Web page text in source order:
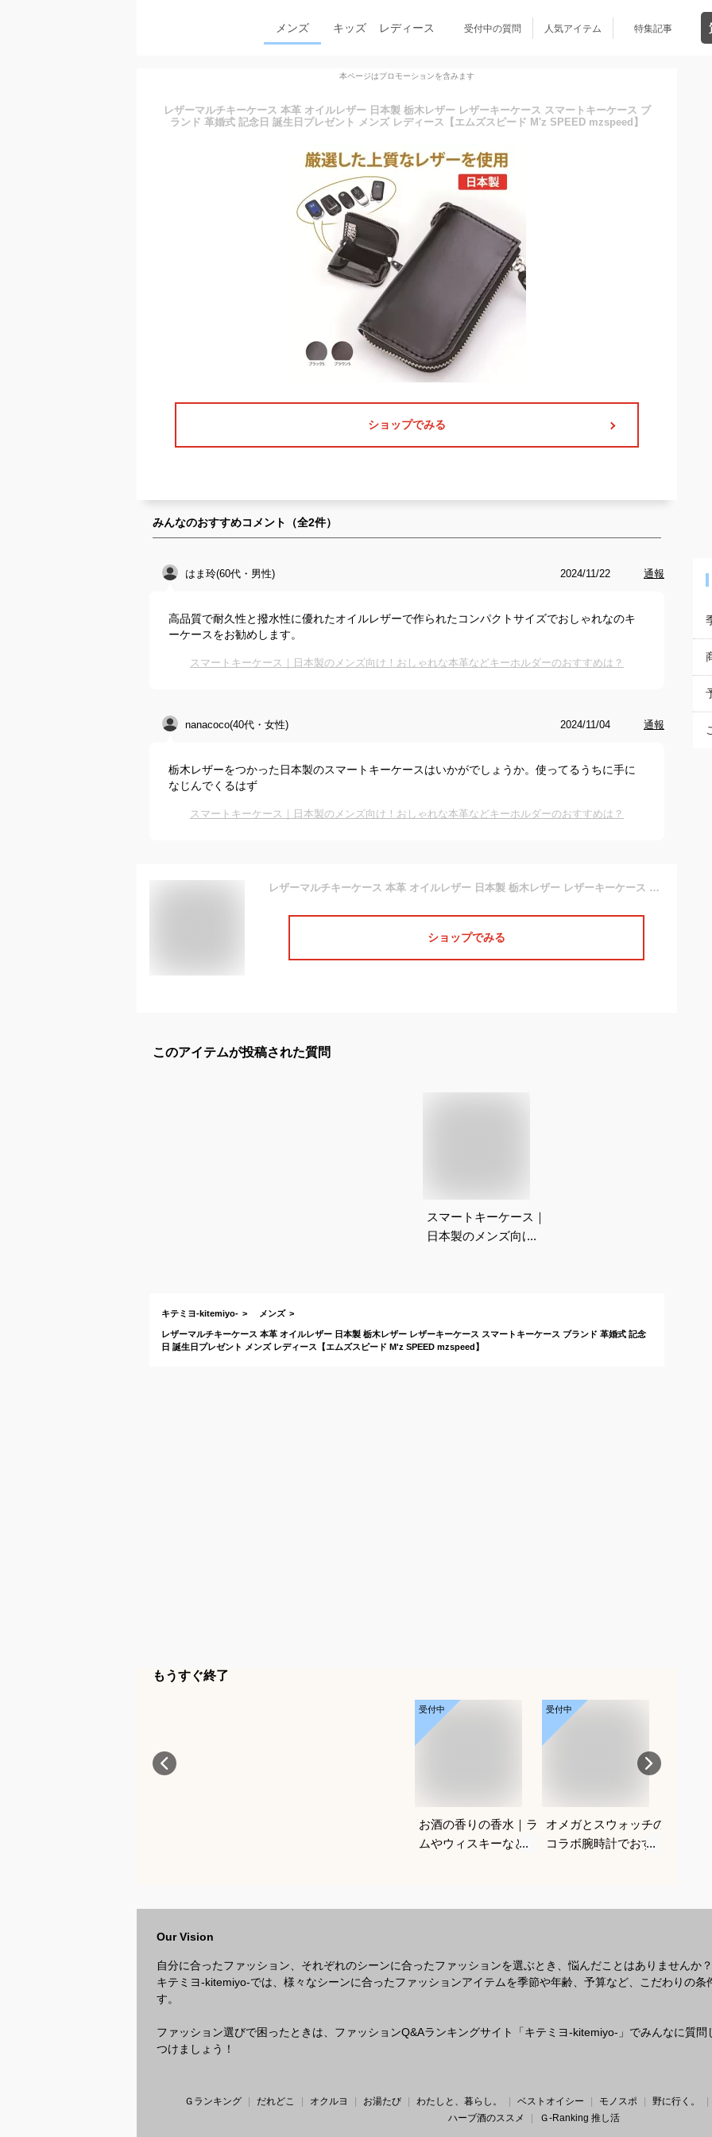
メンズ キッズ レディース 受付中の質問 人気アイテム 特集記事
本ページはプロモーションを含みます
レザーマルチキーケース 本革 オイルレザー 日本製 栃木レザー レザーキーケース スマートキーケース ブ
ランド 革婚式 記念日 誕生日プレゼント メンズ レディース【エムズスピード M'z SPEED mzspeed】
ショップでみる
みんなのおすすめコメント（全2件）
はま玲(60代・男性) 2024/11/22 通報
高品質で耐久性と撥水性に優れたオイルレザーで作られたコンパクトサイズでおしゃれなのキ
ーケースをお勧めします。
スマートキーケース｜日本製のメンズ向け！おしゃれな本革などキーホルダーのおすすめは？
nanacoco(40代・女性) 2024/11/04 通報
栃木レザーをつかった日本製のスマートキーケースはいかがでしょうか。使ってるうちに手に
なじんでくるはず
スマートキーケース｜日本製のメンズ向け！おしゃれな本革などキーホルダーのおすすめは？
レザーマルチキーケース 本革 オイルレザー 日本製 栃木レザー レザーキーケース スマートキーケース ブランド 革婚式 記念日 誕生日プレゼント メンズ レディース【エムズスピード M'z SPEED mzspeed】
ショップでみる
このアイテムが投稿された質問
スマートキーケース｜
日本製のメンズ向け！
キテミヨ-kitemiyo- メンズ
レザーマルチキーケース 本革 オイルレザー 日本製 栃木レザー レザーキーケース スマートキーケース ブランド 革婚式 記念
日 誕生日プレゼント メンズ レディース【エムズスピード M'z SPEED mzspeed】
もうすぐ終了
受付中
お酒の香りの香水｜ラ
ムやウィスキーなどの
受付中
オメガとスウォッチの
コラボ腕時計でおすす
Our Vision
自分に合ったファッション、それぞれのシーンに合ったファッションを選ぶとき、悩んだことはありませんか？
キテミヨ-kitemiyo-では、様々なシーンに合ったファッションアイテムを季節や年齢、予算など、こだわりの条
す。
ファッション選びで困ったときは、ファッションQ&Aランキングサイト「キテミヨ-kitemiyo-」でみんなに質
つけましょう！
Ｇランキング だれどこ オクルヨ お湯たび わたしと、暮らし。 ベストオイシー モノスポ 野に行く。
ハーブ酒のススメ
Ｇ-Ranking 推し活